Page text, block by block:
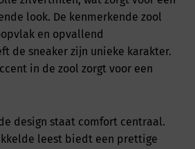
look. De kenmerkende zool
en opvallend
de sneaker zijn unieke karakter.
in de zool zorgt voor een
design staat comfort centraal.
leest biedt een prettige